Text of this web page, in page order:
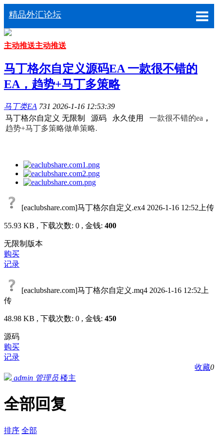
精品外汇论坛
主动推送主动推送
马丁格尔自定义源码EA 一款很不错的
EA，趋势+马丁多策略
马丁类EA 731 2026-1-16 12:53:39
马丁格尔自定义 无限制 源码 永久使用 一款很不错的ea ，
趋势+马丁多策略做单策略.
[eaclubshare.com]马丁格尔自定义.ex4 2026-1-16 12:52上传
55.93 KB , 下载次数: 0 , 金钱: 400
无限制版本
购买
记录
[eaclubshare.com]马丁格尔自定义.mq4 2026-1-16 12:52上
传
48.98 KB , 下载次数: 0 , 金钱: 450
源码
购买
记录
收藏0
admin 管理员 楼主
全部回复
排序 全部